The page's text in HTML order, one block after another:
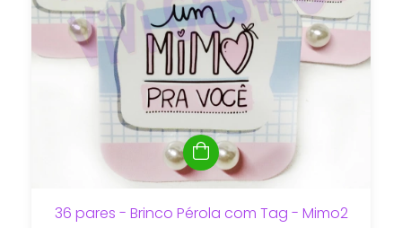
36 pares - Brinco Pérola com Tag - Mimo2